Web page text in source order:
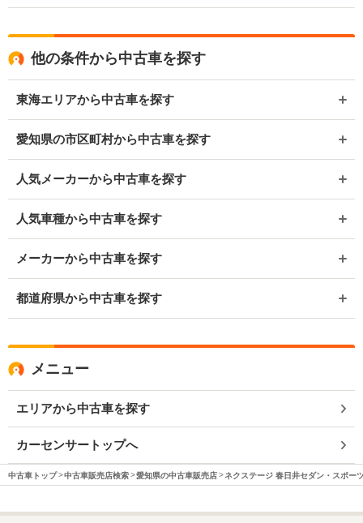
他の条件から中古車を探す
東海エリアから中古車を探す
愛知県の市区町村から中古車を探す
人気メーカーから中古車を探す
人気車種から中古車を探す
メーカーから中古車を探す
都道府県から中古車を探す
メニュー
エリアから中古車を探す
カーセンサートップへ
中古車トップ 中古車販売店検索 愛知県の中古車販売店 ネクステージ 春日井セダン・スポー